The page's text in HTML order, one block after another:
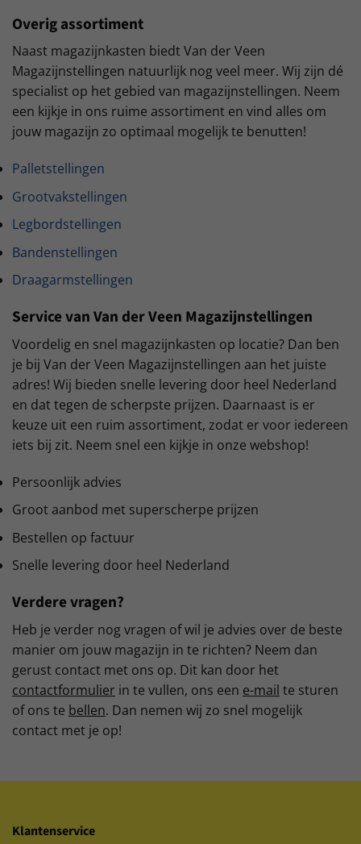
Overig assortiment
Naast magazijnkasten biedt Van der Veen
Magazijnstellingen natuurlijk nog veel meer. Wij zijn dé
specialist op het gebied van magazijnstellingen. Neem
een kijkje in ons ruime assortiment en vind alles om
jouw magazijn zo optimaal mogelijk te benutten!
Palletstellingen
Grootvakstellingen
Legbordstellingen
Bandenstellingen
Draagarmstellingen
Service van Van der Veen Magazijnstellingen
Voordelig en snel magazijnkasten op locatie? Dan ben
je bij Van der Veen Magazijnstellingen aan het juiste
adres! Wij bieden snelle levering door heel Nederland
en dat tegen de scherpste prijzen. Daarnaast is er
keuze uit een ruim assortiment, zodat er voor iedereen
iets bij zit. Neem snel een kijkje in onze webshop!
Persoonlijk advies
Groot aanbod met superscherpe prijzen
Bestellen op factuur
Snelle levering door heel Nederland
Verdere vragen?
Heb je verder nog vragen of wil je advies over de beste
manier om jouw magazijn in te richten? Neem dan
gerust contact met ons op. Dit kan door het
contactformulier in te vullen, ons een e-mail te sturen
of ons te bellen. Dan nemen wij zo snel mogelijk
contact met je op!
Klantenservice